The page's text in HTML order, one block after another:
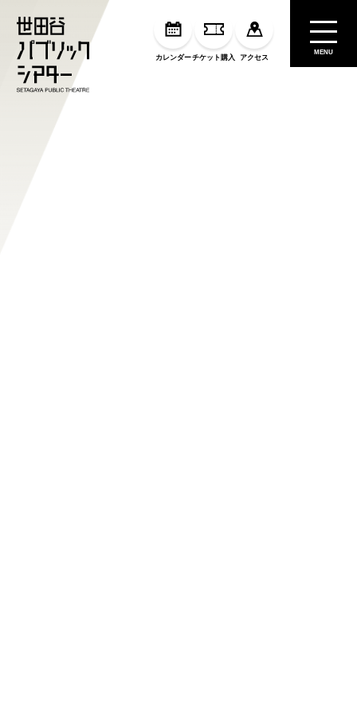
カレンダーチケット購入 アクセス
MENU